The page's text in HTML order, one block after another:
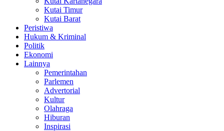
Kutai Timur
Kutai Barat
Peristiwa
Hukum & Kriminal
Politik
Ekonomi
Lainnya
Pemerintahan
Parlemen
Advertorial
Kultur
Olahraga
Hiburan
Inspirasi